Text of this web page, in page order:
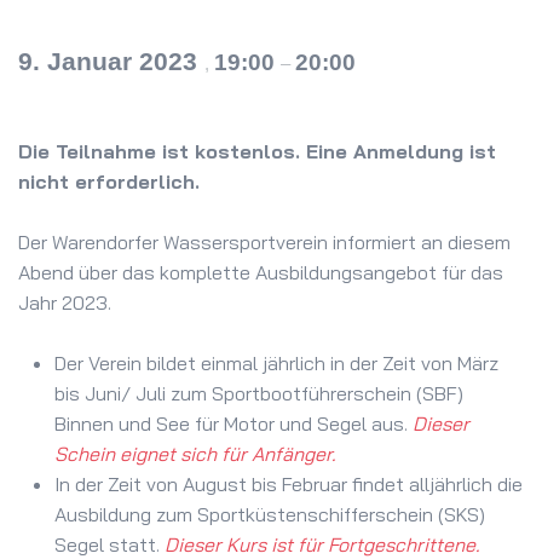
9. Januar 2023 , 19:00 – 20:00
Die Teilnahme ist kostenlos. Eine Anmeldung ist
nicht erforderlich.
Der Warendorfer Wassersportverein informiert an diesem
Abend über das komplette Ausbildungsangebot für das
Jahr 2023.
Der Verein bildet einmal jährlich in der Zeit von März
bis Juni/ Juli zum Sportbootführerschein (SBF)
Binnen und See für Motor und Segel aus. Dieser
Schein eignet sich für Anfänger.
In der Zeit von August bis Februar findet alljährlich die
Ausbildung zum Sportküstenschifferschein (SKS)
Segel statt. Dieser Kurs ist für Fortgeschrittene.